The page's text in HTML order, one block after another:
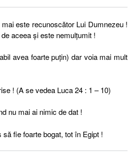
este recunoscător Lui Dumnezeu !
aceea și este nemulțumit !
avea foarte puțin) dar voia mai mult
! (A se vedea Luca 24 : 1 – 10)
nu mai ai nimic de dat !
fie foarte bogat, tot în Egipt !